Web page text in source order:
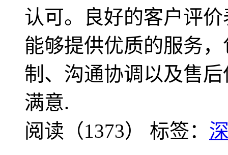
认可。良好的客户评
能够提供优质的服务
制、沟通协调以及售
满意.
阅读（1373） 标签：